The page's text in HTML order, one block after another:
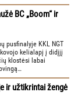
BC „Boom“ ir
pusfinalyje KKL NGT
kelialapį į didįjį
klostėsi labai
ir užtikrintai žengė